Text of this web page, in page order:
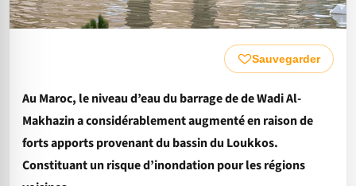
Sauvegarder
Au Maroc, le niveau d’eau du barrage de de Wadi Al-
Makhazin a considérablement augmenté en raison de
forts apports provenant du bassin du Loukkos.
Constituant un risque d’inondation pour les régions